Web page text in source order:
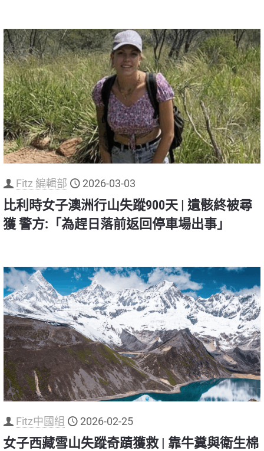
Fitz 編輯部 2026-03-03
比利時女子澳洲行山失蹤900天 | 遺骸終被尋
獲 警方:「為趕日落前返回停車場出事」
Fitz中國組 2026-02-25
女子西藏雪山失蹤奇蹟獲救 | 靠牛糞與衛生棉